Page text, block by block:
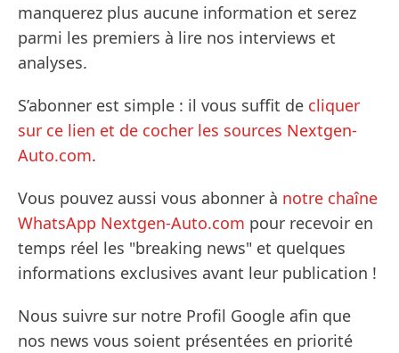
manquerez plus aucune information et serez
parmi les premiers à lire nos interviews et
analyses.
S’abonner est simple : il vous suffit de cliquer
sur ce lien et de cocher les sources Nextgen-
Auto.com.
Vous pouvez aussi vous abonner à notre chaîne
WhatsApp Nextgen-Auto.com pour recevoir en
temps réel les "breaking news" et quelques
informations exclusives avant leur publication !
Nous suivre sur notre Profil Google afin que
nos news vous soient présentées en priorité